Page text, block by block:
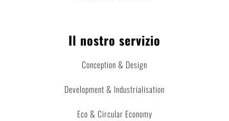
Il nostro servizio
Conception & Design
Development & Industrialisation
Eco & Circular Economy